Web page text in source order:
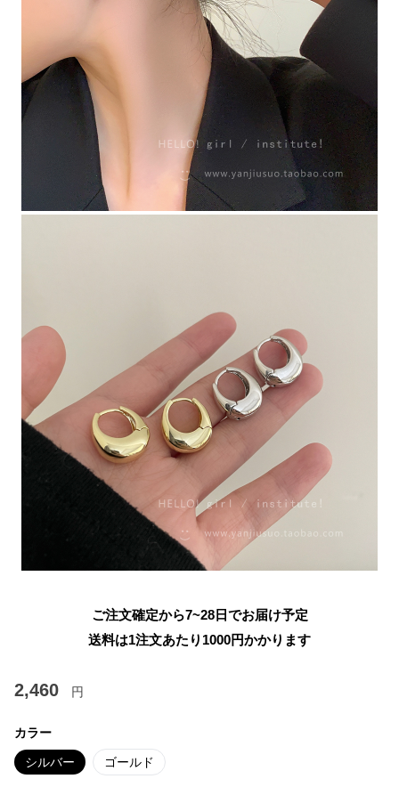
ご注文確定から7~28日でお届け予定
送料は1注文あたり 1000円かかります
2,460 円
カラー
シルバー ゴールド